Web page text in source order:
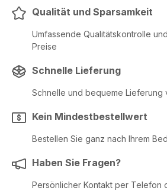
Qualität und Sparsamkeit
Umfassende Qualitätskontrolle
Preise
Schnelle Lieferung
Schnelle und bequeme Lieferung
Kein Mindestbestellwert
Bestellen Sie ganz nach Ihrem
Haben Sie Fragen?
Persönlicher Kontakt per Telefon